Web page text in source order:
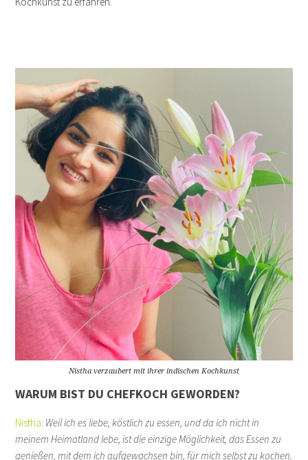
Nistha verzaubert mit ihrer indischen Kochkunst
WARUM BIST DU CHEFKOCH GEWORDEN?
Nistha: Weil ich es liebe, köstlich zu essen, und da ich nicht in
meinem Heimatland lebe, ist die einzige Möglichkeit, das Essen zu
genießen, mit dem ich aufgewachsen bin, für mich selbst zu kochen.